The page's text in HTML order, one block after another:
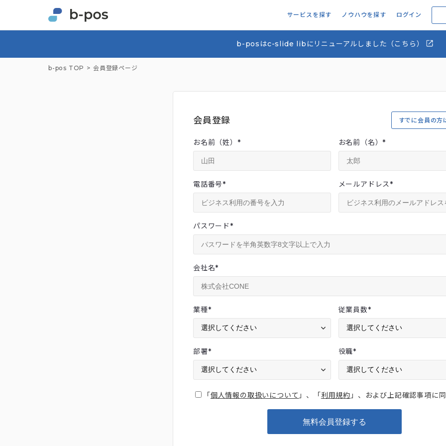
サービスを探す ノウハウを探す ログイン
b-posはc-slide libにリニューアルしました（こちら）
b-pos TOP 会員登録ページ
会員登録 すでに会員の方
お名前（姓） * お名前（名）*
電話番号* メールアドレス*
パスワード*
会社名*
業種* 従業員数*
部署* 役職*
「 個人情報の取扱いについて 」、「 利用規約 」、および上記確認事項に